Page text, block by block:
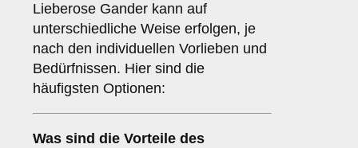
Lieberose Gander kann auf
unterschiedliche Weise erfolgen, je
nach den individuellen Vorlieben und
Bedürfnissen. Hier sind die
häufigsten Optionen:
Was sind die Vorteile des